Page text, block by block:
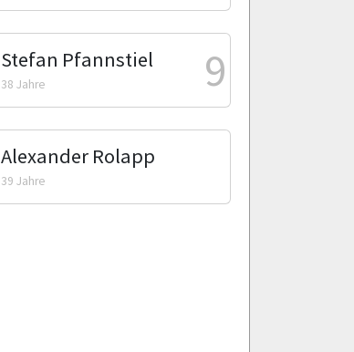
Stefan Pfannstiel
38 Jahre 9
Alexander Rolapp
39 Jahre